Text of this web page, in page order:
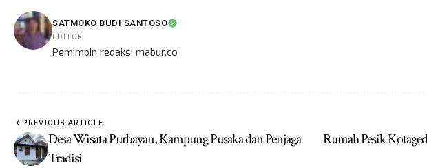
SATMOKO BUDI SANTOSO
EDITOR
Pemimpin redaksi mabur.co
PREVIOUS ARTICLE
Desa Wisata Purbayan, Kampung Pusaka dan Penjaga
Tradisi
Rumah Pesik